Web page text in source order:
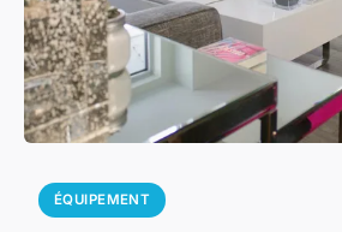
ÉQUIPEMENT